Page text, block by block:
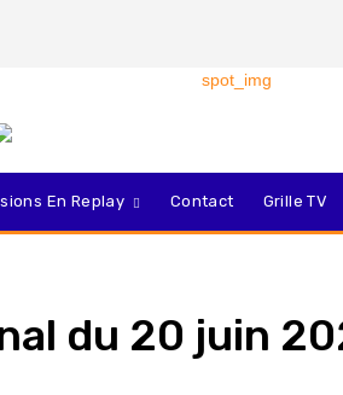
En Replay Contact Grille TV
du 20 juin